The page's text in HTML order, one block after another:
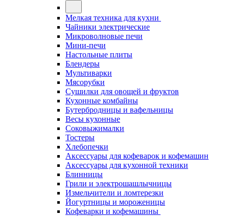
Мелкая техника для кухни
Чайники электрические
Микроволновые печи
Мини-печи
Настольные плиты
Блендеры
Мультиварки
Мясорубки
Сушилки для овощей и фруктов
Кухонные комбайны
Бутербродницы и вафельницы
Весы кухонные
Соковыжималки
Тостеры
Хлебопечки
Аксессуары для кофеварок и кофемашин
Аксессуары для кухонной техники
Блинницы
Грили и электрошашлычницы
Измельчители и ломтерезки
Йогуртницы и мороженицы
Кофеварки и кофемашины